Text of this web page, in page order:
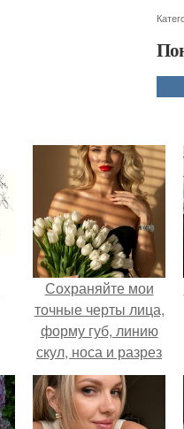
Сохраняйте мои
точные черты лица,
форму губ, линию
скул, носа и разрез
глаз.